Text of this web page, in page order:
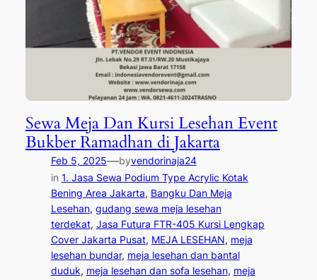
Sewa Meja Dan Kursi Lesehan Event
Bukber Ramadhan di Jakarta
Feb 5, 2025—byvendorinaja24
in 1. Jasa Sewa Podium Type Acrylic Kotak
Bening Area Jakarta, Bangku Dan Meja
Lesehan, gudang sewa meja lesehan
terdekat, Jasa Futura FTR-405 Kursi Lengkap
Cover Jakarta Pusat, MEJA LESEHAN, meja
lesehan bundar, meja lesehan dan bantal
duduk, meja lesehan dan sofa lesehan, meja